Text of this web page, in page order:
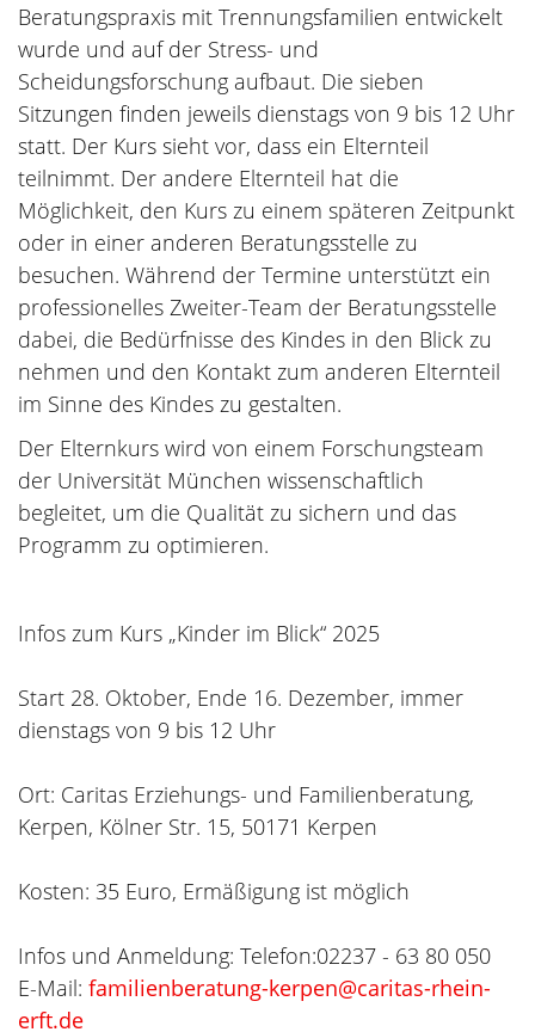
Beratungspraxis mit Trennungsfamilien entwickelt
wurde und auf der Stress- und
Scheidungsforschung aufbaut. Die sieben
Sitzungen finden jeweils dienstags von 9 bis 12 Uhr
statt. Der Kurs sieht vor, dass ein Elternteil
teilnimmt. Der andere Elternteil hat die
Möglichkeit, den Kurs zu einem späteren Zeitpunkt
oder in einer anderen Beratungsstelle zu
besuchen. Während der Termine unterstützt ein
professionelles Zweiter-Team der Beratungsstelle
dabei, die Bedürfnisse des Kindes in den Blick zu
nehmen und den Kontakt zum anderen Elternteil
im Sinne des Kindes zu gestalten.
Der Elternkurs wird von einem Forschungsteam
der Universität München wissenschaftlich
begleitet, um die Qualität zu sichern und das
Programm zu optimieren.
Infos zum Kurs „Kinder im Blick“ 2025
Start 28. Oktober, Ende 16. Dezember, immer
dienstags von 9 bis 12 Uhr
Ort: Caritas Erziehungs- und Familienberatung,
Kerpen, Kölner Str. 15, 50171 Kerpen
Kosten: 35 Euro, Ermäßigung ist möglich
Infos und Anmeldung: Telefon:02237 - 63 80 050
E-Mail: familienberatung-kerpen@caritas-rhein-
erft.de